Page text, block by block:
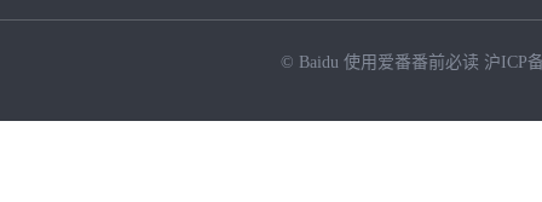
© Baidu 使用爱番番前必读 沪ICP